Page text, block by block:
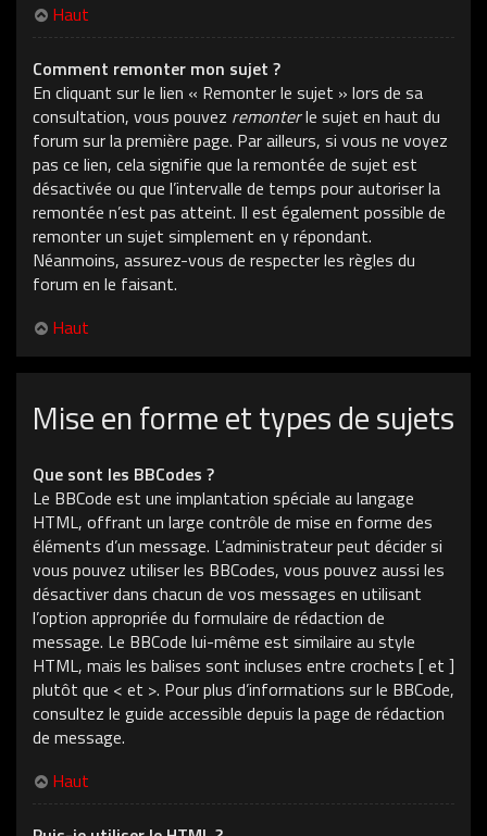
Haut
Comment remonter mon sujet ?
En cliquant sur le lien « Remonter le sujet » lors de sa
consultation, vous pouvez remonterle sujet en haut du
forum sur la première page. Par ailleurs, si vous ne voyez
pas ce lien, cela signifie que la remontée de sujet est
désactivée ou que l’intervalle de temps pour autoriser la
remontée n’est pas atteint. Il est également possible de
remonter un sujet simplement en y répondant.
Néanmoins, assurez-vous de respecter les règles du
forum en le faisant.
Haut
Mise en forme et types de sujets
Que sont les BBCodes ?
Le BBCode est une implantation spéciale au langage
HTML, offrant un large contrôle de mise en forme des
éléments d’un message. L’administrateur peut décider si
vous pouvez utiliser les BBCodes, vous pouvez aussi les
désactiver dans chacun de vos messages en utilisant
l’option appropriée du formulaire de rédaction de
message. Le BBCode lui-même est similaire au style
HTML, mais les balises sont incluses entre crochets [ et ]
plutôt que < et >. Pour plus d’informations sur le BBCode,
consultez le guide accessible depuis la page de rédaction
de message.
Haut